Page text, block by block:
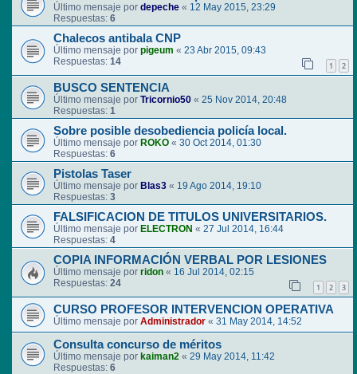
Último mensaje por depeche « 12 May 2015, 23:29
Respuestas: 6
Chalecos antibala CNP
Último mensaje por pigeum « 23 Abr 2015, 09:43
Respuestas: 14 1 2
BUSCO SENTENCIA
Último mensaje por Tricornio50 « 25 Nov 2014, 20:48
Respuestas: 1
Sobre posible desobediencia policía local.
Último mensaje por ROKO « 30 Oct 2014, 01:30
Respuestas: 6
Pistolas Taser
Último mensaje por Blas3 « 19 Ago 2014, 19:10
Respuestas: 3
FALSIFICACION DE TITULOS UNIVERSITARIOS.
Último mensaje por ELECTRON « 27 Jul 2014, 16:44
Respuestas: 4
COPIA INFORMACIÓN VERBAL POR LESIONES
Último mensaje por ridon « 16 Jul 2014, 02:15
Respuestas: 24 1 2 3
CURSO PROFESOR INTERVENCION OPERATIVA
Último mensaje por Administrador « 31 May 2014, 14:52
Consulta concurso de méritos
Último mensaje por kaiman2 « 29 May 2014, 11:42
Respuestas: 6